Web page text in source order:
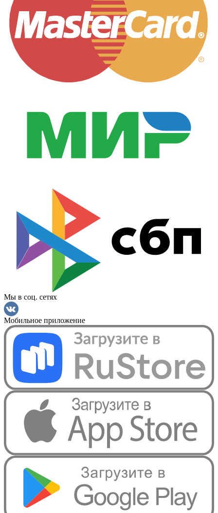
Мы в соц. сетях
Мобильное приложение